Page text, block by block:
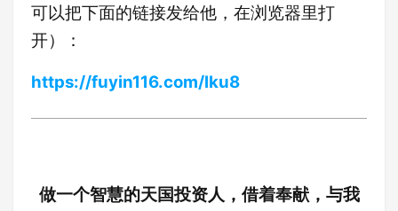
可以把下面的链接发给他，在浏览器里打
开）：
https://fuyin116.com/lku8
做一个智慧的天国投资人，借着奉献，与我